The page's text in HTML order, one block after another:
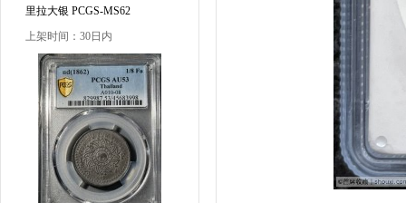
里拉大银 PCGS-MS62
上架时间：30日内